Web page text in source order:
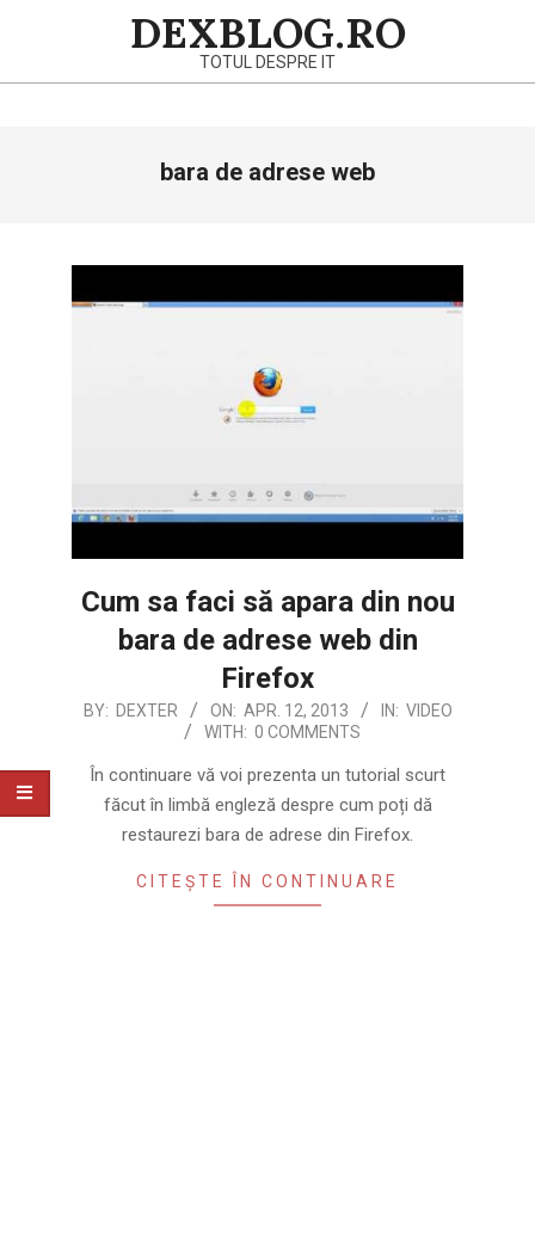
DEXBLOG.RO
TOTUL DESPRE IT
bara de adrese web
Cum sa faci să apara din nou
bara de adrese web din
Firefox
2013-
BY: DEXTER ON: APR. 12, 2013 IN: VIDEO
WITH: 0 COMMENTS
În continuare vă voi prezenta un tutorial scurt
făcut în limbă engleză despre cum poți dă
restaurezi bara de adrese din Firefox.
CITEȘTE ÎN CONTINUARE